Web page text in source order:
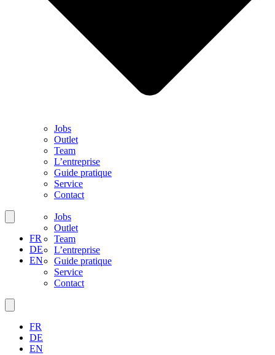
Jobs
Outlet
Team
L’entreprise
Guide pratique
Service
Contact
FR
DE
EN
Jobs
Outlet
Team
L’entreprise
Guide pratique
Service
Contact
FR
DE
EN